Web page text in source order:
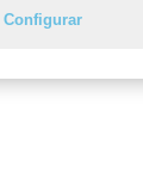
Configurar